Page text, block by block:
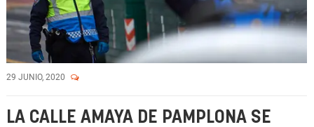
29 JUNIO, 2020
LA CALLE AMAYA DE PAMPLONA SE